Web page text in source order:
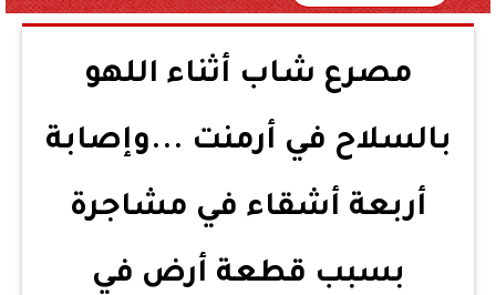
مصرع شاب أثناء اللهو
بالسلاح في أرمنت ...وإصابة
أربعة أشقاء في مشاجرة
بسبب قطعة أرض في